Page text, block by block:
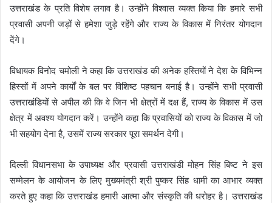
उत्तराखंड के प्रति विशेष लगाव है। उन्होंने विश्वास व्यक्त किया कि हमारे सभी
प्रवासी अपनी जड़ों से हमेशा जुड़े रहेंगे और राज्य के विकास में निरंतर योगदान
देंगे।
विधायक विनोद चमोली ने कहा कि उत्तराखंड की अनेक हस्तियों ने देश के विभिन्न
हिस्सों में अपने कार्यों के बल पर विशिष्ट पहचान बनाई है। उन्होंने सभी प्रवासी
उत्तराखंडियों से अपील की कि वे जिन भी क्षेत्रों में दक्ष हैं, राज्य के विकास में उस
क्षेत्र में अवश्य योगदान करें। उन्होंने कहा कि प्रवासियों को राज्य के विकास में जो
भी सहयोग देना है, उसमें राज्य सरकार पूरा समर्थन देगी।
दिल्ली विधानसभा के उपाध्यक्ष और प्रवासी उत्तराखंडी मोहन सिंह बिष्ट ने इस
सम्मेलन के आयोजन के लिए मुख्यमंत्री श्री पुष्कर सिंह धामी का आभार व्यक्त
करते हुए कहा कि उत्तराखंड हमारी आत्मा और संस्कृति की धरोहर है। उत्तराखंड